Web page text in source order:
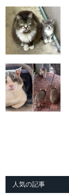
人気の記事